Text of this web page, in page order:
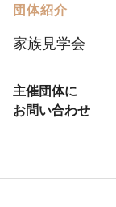
団体紹介
家族見学会
主催団体に
お問い合わせ